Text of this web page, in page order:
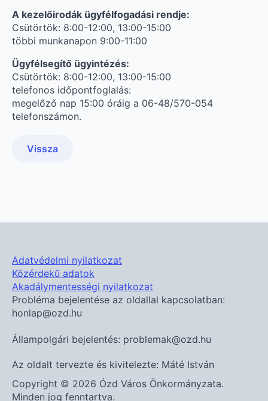
A kezelőirodák ügyfélfogadási rendje:
Csütörtök: 8:00-12:00, 13:00-15:00
többi munkanapon 9:00-11:00
Ügyfélsegítő ügyintézés:
Csütörtök: 8:00-12:00, 13:00-15:00
telefonos időpontfoglalás:
megelőző nap 15:00 óráig a 06-48/570-054
telefonszámon.
Vissza
Adatvédelmi nyilatkozat
Közérdekű adatok
Akadálymentességi nyilatkozat
Probléma bejelentése az oldallal kapcsolatban:
honlap@ozd.hu
Állampolgári bejelentés: problemak@ozd.hu
Az oldalt tervezte és kivitelezte: Máté István
Copyright © 2026 Ózd Város Önkormányzata.
Minden jog fenntartva.